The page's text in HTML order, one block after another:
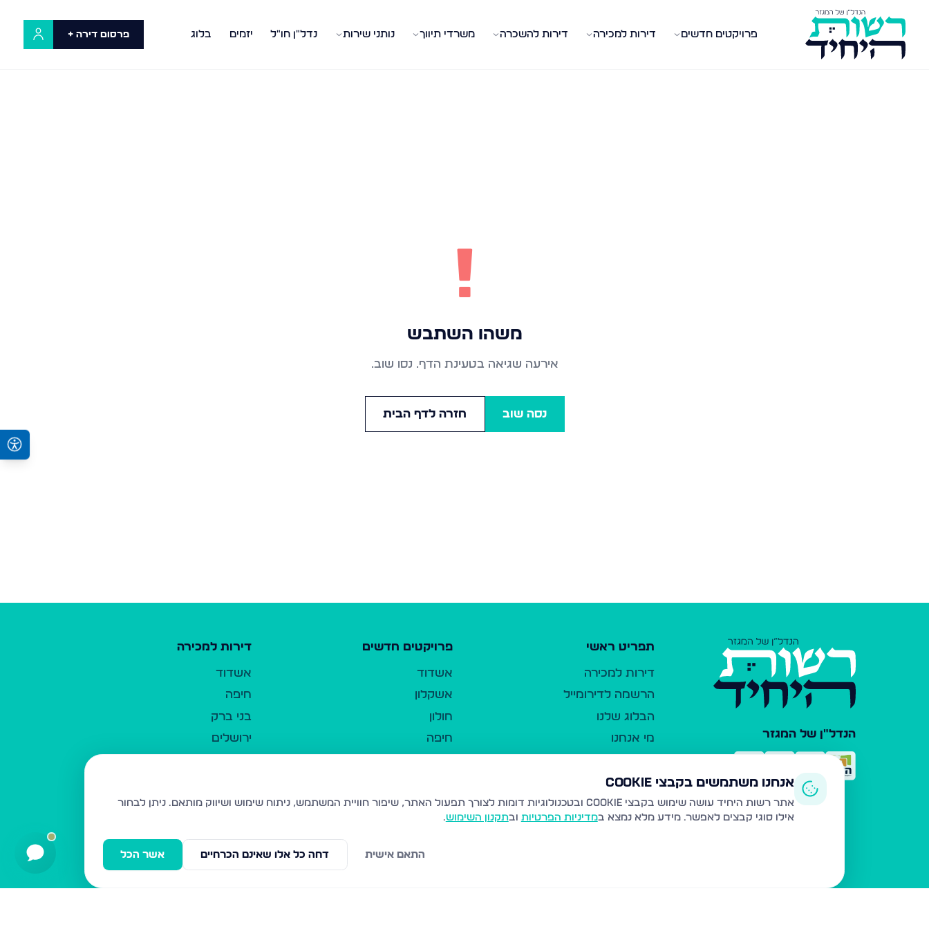
פרויקטים חדשים דירות למכירה דירות להשכרה משרדי תיווך נותני שירות נדל"ן חו"ל יזמים בלוג פרסום דירה +
!
משהו השתבש
אירעה שגיאה בטעינת הדף. נסו שוב.
נסה שוב חזרה לדף הבית
הנדל"ן של המגזר
תפריט ראשי
דירות למכירה
הרשמה לדירומייל
הבלוג שלנו
מי אנחנו
כלי עזר
פרסום ברשות היחיד
משרדי תיווך
פרויקטים חדשים
אשדוד
אשקלון
חולון
חיפה
נהריה
עמנואל
דירות למכירה
אשדוד
חיפה
בני ברק
ירושלים
בית שמש
ביתר עילית
אנחנו משתמשים בקבצי Cookie
אתר רשות היחיד עושה שימוש בקבצי Cookie ובטכנולוגיות דומות לצורך תפעול האתר, שיפור חוויית המשתמש, ניתוח שימוש ושיווק מותאם.
ניתן לבחור
אילו סוגי קבצים לאפשר. מידע מלא נמצא במדיניות הפרטיות ובתקנון השימוש.
אשר הכל דחה כל אלו שאינם הכרחיים התאם אישית